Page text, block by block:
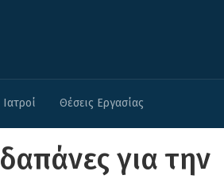
Ιατροί Θέσεις Εργασίας
για την